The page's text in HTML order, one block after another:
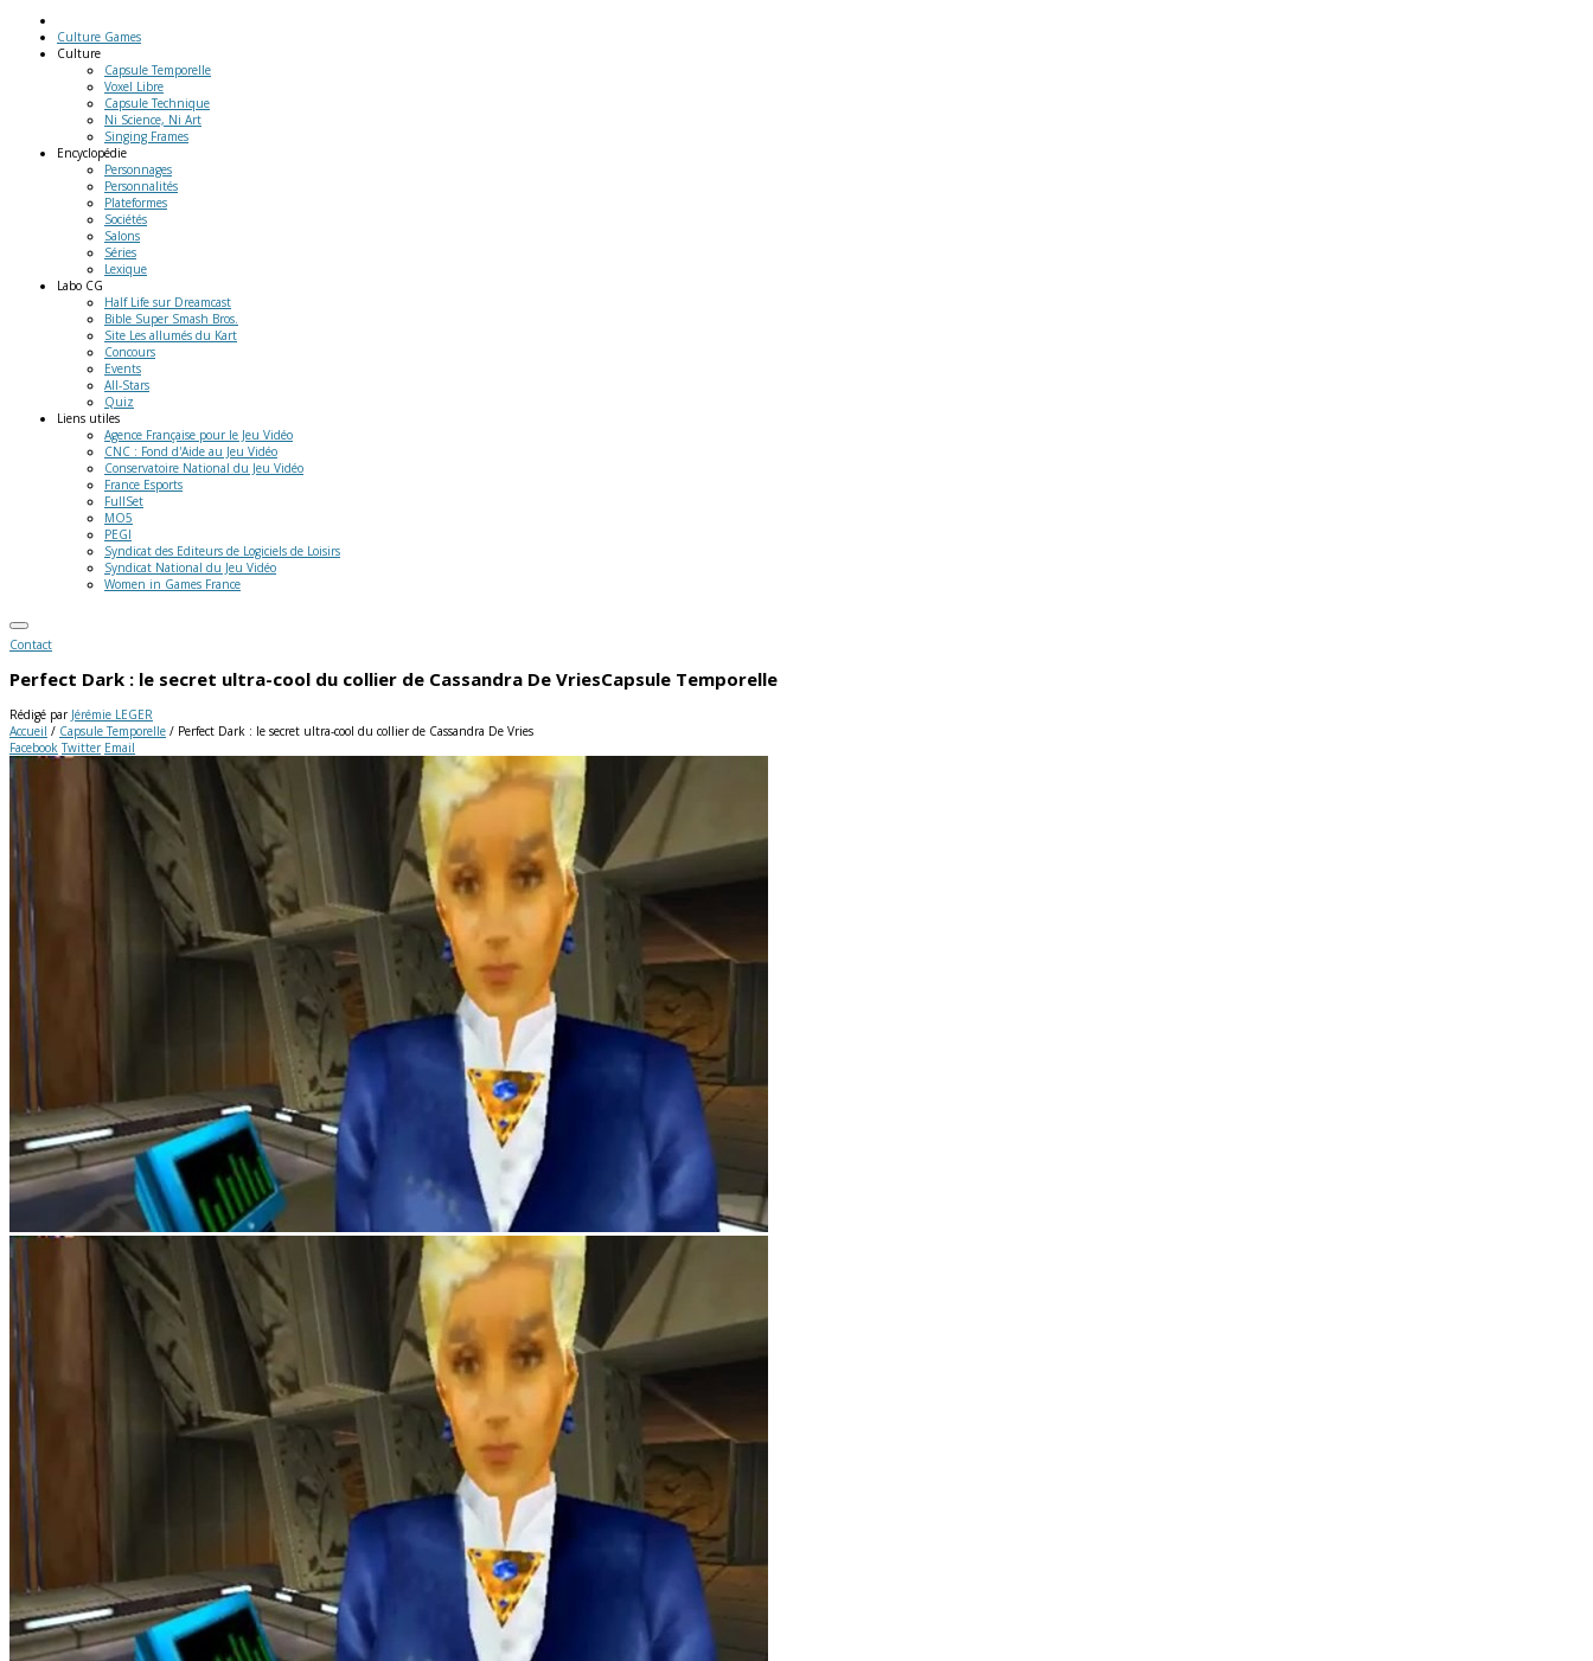
Culture Games
Culture
Capsule Temporelle
Voxel Libre
Capsule Technique
Ni Science, Ni Art
Singing Frames
Encyclopédie
Personnages
Personnalités
Plateformes
Sociétés
Salons
Séries
Lexique
Labo CG
Half Life sur Dreamcast
Bible Super Smash Bros.
Site Les allumés du Kart
Concours
Events
All-Stars
Quiz
Liens utiles
Agence Française pour le Jeu Vidéo
CNC : Fond d'Aide au Jeu Vidéo
Conservatoire National du Jeu Vidéo
France Esports
FullSet
MO5
PEGI
Syndicat des Editeurs de Logiciels de Loisirs
Syndicat National du Jeu Vidéo
Women in Games France
Contact
Perfect Dark : le secret ultra-cool du collier de Cassandra De VriesCapsule Temporelle
Rédigé par Jérémie LEGER
Accueil / Capsule Temporelle / Perfect Dark : le secret ultra-cool du collier de Cassandra De Vries
Facebook Twitter Email